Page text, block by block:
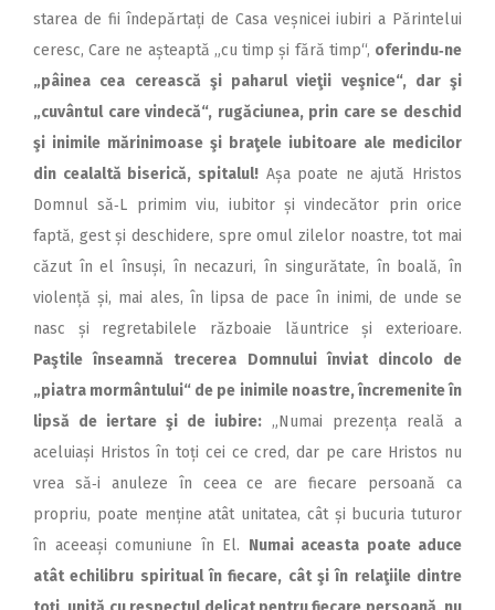
starea de fii îndepărtați de Casa veșnicei iubiri a Părintelui
ceresc, Care ne așteaptă „cu timp și fără timp“, oferindu‑ne
„pâinea cea cerească şi paharul vieţii veşnice“, dar şi
„cuvântul care vindecă“, rugăciunea, prin care se deschid
şi inimile mărinimoase şi braţele iubitoare ale medicilor
din cealaltă biserică, spitalul!Așa poate ne ajută Hristos
Domnul să‑L primim viu, iubitor și vindecător prin orice
faptă, gest și deschidere, spre omul zilelor noastre, tot mai
căzut în el însuși, în necazuri, în singurătate, în boală, în
violență și, mai ales, în lipsa de pace în inimi, de unde se
nasc și regretabilele războaie lăuntrice și exterioare.
Paştile înseamnă trecerea Domnului înviat dincolo de
„piatra mormântului“ de pe inimile noastre, încremenite în
lipsă de iertare şi de iubire: „Numai prezența reală a
aceluiași Hristos în toți cei ce cred, dar pe care Hristos nu
vrea să‑i anuleze în ceea ce are fiecare persoană ca
propriu, poate menține atât unitatea, cât și bucuria tuturor
în aceeași comuniune în El. Numai aceasta poate aduce
atât echilibru spiritual în fiecare, cât şi în relaţiile dintre